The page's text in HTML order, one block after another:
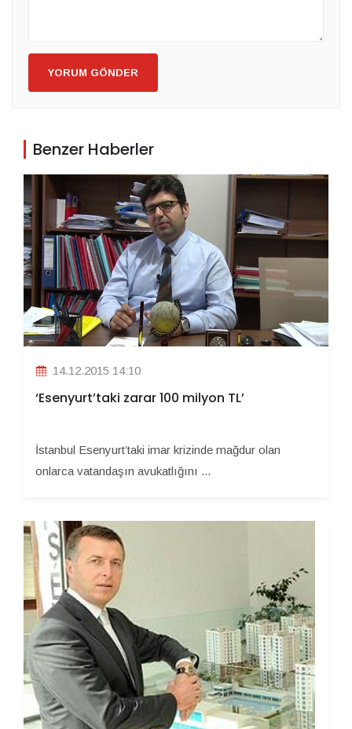
YORUM GÖNDER
Benzer Haberler
14.12.2015 14:10
‘Esenyurt’taki zarar 100 milyon TL’
İstanbul Esenyurt’taki imar krizinde mağdur olan
onlarca vatandaşın avukatlığını ...